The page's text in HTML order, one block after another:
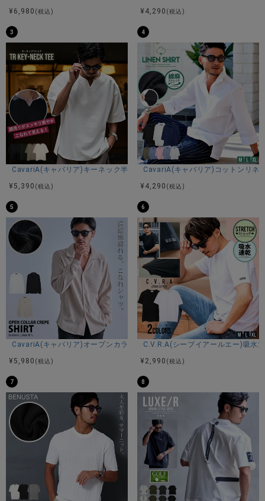
BITTER STORE(ビターストア)にHollywood rich.&【ハリウ
ました。
フロントにデザインされたゴールド箔のパンクベアが存在感
抜群のトレーナー。
光沢のあるメタリックプリントが大人の遊び心とラグジュア
リーな印象を演出してくれます。
ボディには綿とポリエステルの混紡素材を使用し、柔らかく
肌触りの良い着心地を実現。
ゆったりとしたシルエットが抜け感を与え、リラックススタ
イルにもぴったりの一着。
袖口にはロゴ刺繍をあしらい、細部までこだわりを感じさせ
る仕上がりとなっています。
カラーはアッシュグレー・レッド・ブラックの3色、サイズは
M・L・XLの3サイズ展開。
もコーディネートのポイントに活躍。
男性にはもちろん、女性にもオーバーサイズでオススメのジ
ェンダーフリーなユニセックスアイテムです。
※モデル画像は照明などの影響により実際の商品と異なる場合
がございます。
サイズ(cm)
M：着丈66身幅52肩幅46袖丈58
XL：着丈70身幅58肩幅52袖丈60
※平置き計測。
素材
綿87%ポリエステル13%
モデル
¥ 6,980 (税込)
¥ 4,290 (税込)
3
CavariA(キャバリア)キーネック半袖Tシャツ/全4色
¥ 5,390 (税込)
4
CavariA(キャバリア)コットンリネ
¥ 4,290 (税込)
5
CavariA(キャバリア)オープンカラー楊柳シャツ/全3色
¥ 5,980 (税込)
6
C.V.R.A(シーブイアールエー)吸水
¥ 2,990 (税込)
7 8